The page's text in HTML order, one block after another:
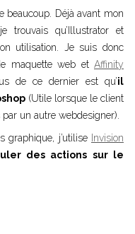
beaucoup. Déjà avant mon
trouvais qu’Illustrator et
utilisation. Je suis donc
maquette web et Affinity
de ce dernier est qu’il
(Utile lorsque le client
un autre webdesigner).
graphique, j’utilise Invision
des actions sur le